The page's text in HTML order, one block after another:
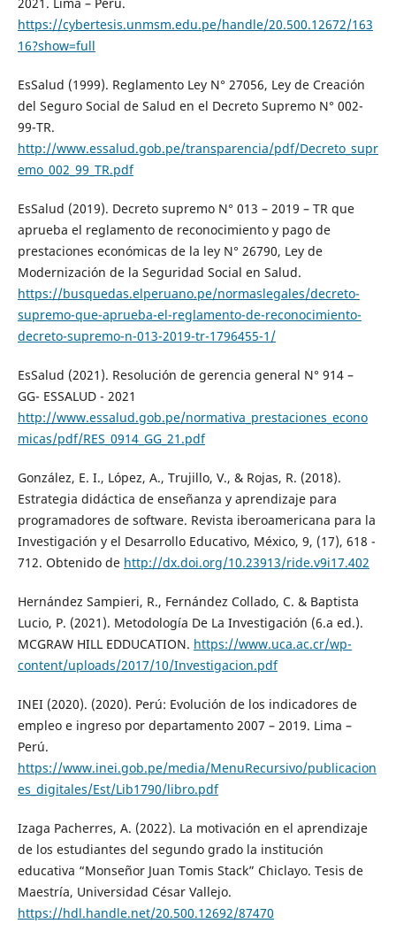
https://cybertesis.unmsm.edu.pe/handle/20.500.12672/163
16?show=full
EsSalud (1999). Reglamento Ley N° 27056, Ley de Creación
del Seguro Social de Salud en el Decreto Supremo N° 002-
99-TR.
http://www.essalud.gob.pe/transparencia/pdf/Decreto_supr
emo_002_99_TR.pdf
EsSalud (2019). Decreto supremo N° 013 – 2019 – TR que
aprueba el reglamento de reconocimiento y pago de
prestaciones económicas de la ley N° 26790, Ley de
Modernización de la Seguridad Social en Salud.
https://busquedas.elperuano.pe/normaslegales/decreto-
supremo-que-aprueba-el-reglamento-de-reconocimiento-
decreto-supremo-n-013-2019-tr-1796455-1/
EsSalud (2021). Resolución de gerencia general N° 914 –
GG- ESSALUD - 2021
http://www.essalud.gob.pe/normativa_prestaciones_econo
micas/pdf/RES_0914_GG_21.pdf
González, E. I., López, A., Trujillo, V., & Rojas, R. (2018).
Estrategia didáctica de enseñanza y aprendizaje para
programadores de software. Revista iberoamericana para la
Investigación y el Desarrollo Educativo, México, 9, (17), 618 -
712. Obtenido de http://dx.doi.org/10.23913/ride.v9i17.402
Hernández Sampieri, R., Fernández Collado, C. & Baptista
Lucio, P. (2021). Metodología De La Investigación (6.a ed.).
MCGRAW HILL EDDUCATION. https://www.uca.ac.cr/wp-
content/uploads/2017/10/Investigacion.pdf
INEI (2020). (2020). Perú: Evolución de los indicadores de
empleo e ingreso por departamento 2007 – 2019. Lima –
Perú.
https://www.inei.gob.pe/media/MenuRecursivo/publicacion
es_digitales/Est/Lib1790/libro.pdf
Izaga Pacherres, A. (2022). La motivación en el aprendizaje
de los estudiantes del segundo grado la institución
educativa “Monseñor Juan Tomis Stack” Chiclayo. Tesis de
Maestría, Universidad César Vallejo.
https://hdl.handle.net/20.500.12692/87470